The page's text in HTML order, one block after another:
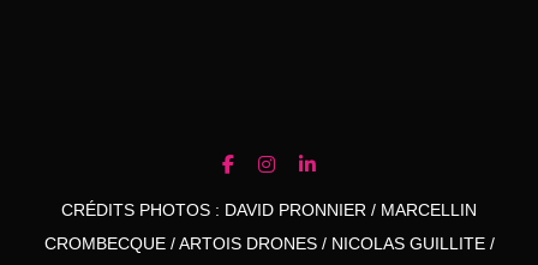
CRÉDITS PHOTOS : DAVID PRONNIER / MARCELLIN
CROMBECQUE / ARTOIS DRONES / NICOLAS GUILLITE /